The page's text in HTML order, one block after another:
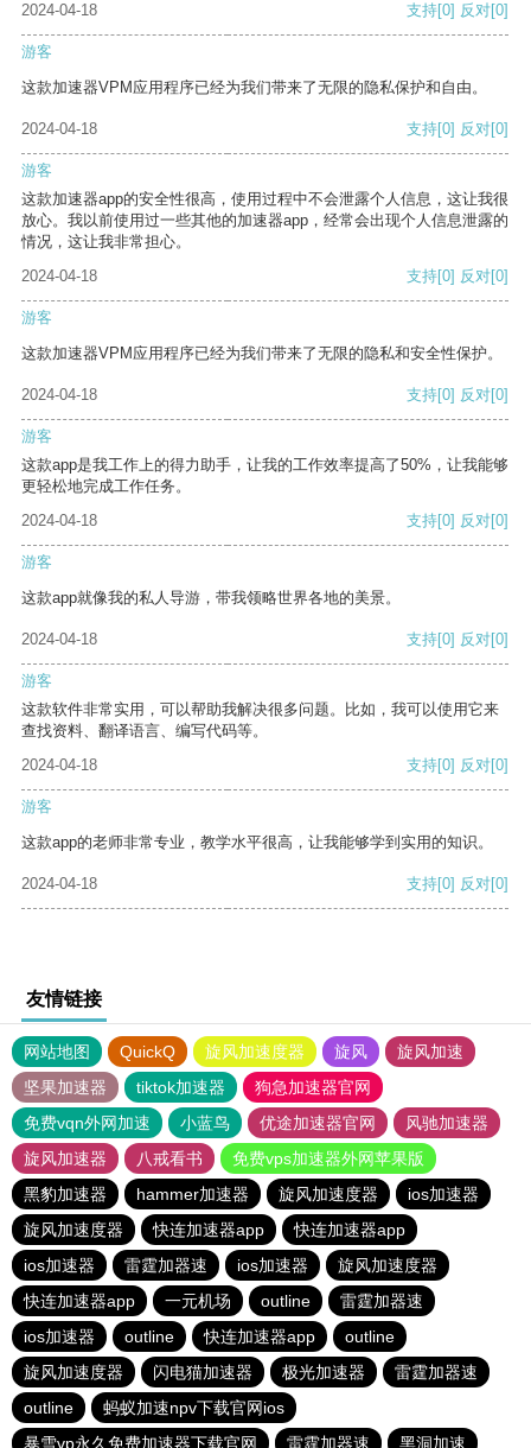
2024-04-18 支持[0] 反对[0]
游客
这款加速器VPM应用程序已经为我们带来了无限的隐私保护和自由。
2024-04-18 支持[0] 反对[0]
游客
这款加速器app的安全性很高，使用过程中不会泄露个人信息，这让我很
放心。我以前使用过一些其他的加速器app，经常会出现个人信息泄露的
情况，这让我非常担心。
2024-04-18
支持[0] 反对[0]
游客
这款加速器VPM应用程序已经为我们带来了无限的隐私和安全性保护。
2024-04-18 支持[0] 反对[0]
游客
这款app是我工作上的得力助手，让我的工作效率提高了50%，让我能够
更轻松地完成工作任务。
2024-04-18
支持[0] 反对[0]
游客
这款app就像我的私人导游，带我领略世界各地的美景。
2024-04-18 支持[0] 反对[0]
游客
这款软件非常实用，可以帮助我解决很多问题。比如，我可以使用它来
查找资料、翻译语言、编写代码等。
2024-04-18
支持[0] 反对[0]
游客
这款app的老师非常专业，教学水平很高，让我能够学到实用的知识。
2024-04-18 支持[0] 反对[0]
友情链接
网站地图 QuickQ 旋风加速度器 旋风
旋风加速
坚果加速器
tiktok加速器
狗急加速器官网
免费vqn外网加速
小蓝鸟 优途加速器官网
风驰加速器
旋风加速器
八戒看书
免费vps加速器外网苹果版
黑豹加速器
hammer加速器 旋风加速度器
ios加速器
旋风加速度器
快连加速器app
快连加速器app
ios加速器
雷霆加器速 ios加速器
旋风加速度器
快连加速器app
一元机场 outline
雷霆加器速
ios加速器
outline 快连加速器app
outline
旋风加速度器
闪电猫加速器 极光加速器
雷霆加器速
outline
蚂蚁加速npv下载官网ios
暴雪vp永久免费加速器下载官网
雷霆加器速 黑洞加速